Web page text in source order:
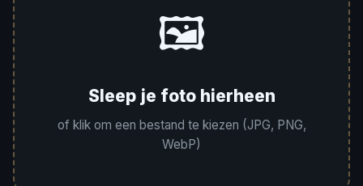
🖼️
Sleep je foto hierheen
of klik om een bestand te kiezen (JPG, PNG,
WebP)